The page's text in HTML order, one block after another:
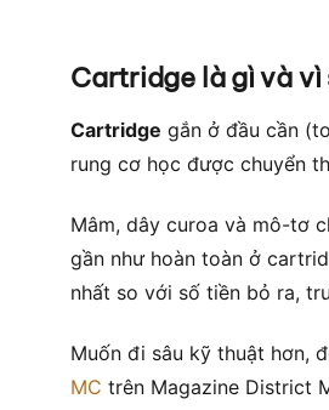
Cartridge là gì và vì
Cartridge gắn ở đầu cần
rung cơ học được chuyển
Mâm, dây curoa và mô-tơ
gần như hoàn toàn ở
nhất so với số tiền bỏ ra,
Muốn đi sâu kỹ thuật hơn,
MC trên Magazine District